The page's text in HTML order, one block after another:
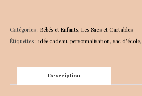
velour
côtelé
Catégories : Bébés et Enfants, Les Sacs et Cartables
Étiquettes : idée cadeau, personnalisation, sac d’école,
Description